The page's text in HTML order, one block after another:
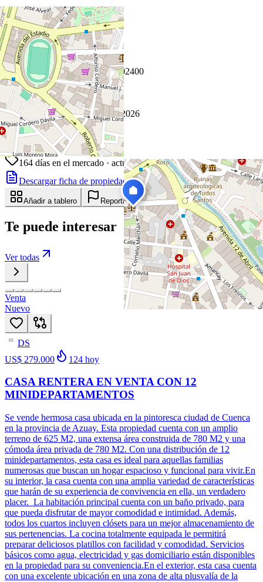
+−
Leaflet
| ©OpenStreetMap
Coordenadas: -2.900530,-79.002400
Cómo llegar
Publicado 27 de febrero de 2026
16 visitas
27 de febrero de 2026
164 días en el mercado · actualizado hace 0 días
Descargar ficha de propiedad
Compartir
Añadir a tablero Reportar anuncio
Te puede interesar
Ver todas
Venta
Nuevo
55
DS
US$ 279.000
124 hoy
CASA RENTERA EN VENTA CON 12
MINIDEPARTAMENTOS
Se vende hermosa casa ubicada en la pintoresca ciudad de Cuenca
en la provincia de Azuay. Esta propiedad cuenta con un amplio
terreno de 625 M2, una extensa área construida de 780 M2 y una
cómoda área privada de 780 M2. Con una distribución de 12
minidepartamentos, esta casa es ideal para aquellas familias
numerosas que buscan un hogar espacioso y funcional para vivir.En
su interior, la casa cuenta con una amplia variedad de características
que harán de su experiencia de convivencia en ella, un verdadero
placer. La habitación principal cuenta con un baño privado, para
que pueda disfrutar de mayor comodidad e intimidad. Además,
todos los cuartos incluyen clósets para un mejor almacenamiento de
sus pertenencias. La cocina totalmente equipada le permitirá
preparar deliciosos platillos con facilidad y comodidad. Servicios
básicos como agua, electricidad y gas domiciliario están disponibles
en la propiedad para su conveniencia.En el exterior, esta casa cuenta
con una excelente ubicación en una zona de alta plusvalía de la